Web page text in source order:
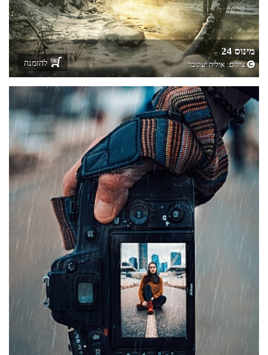
מינוס 24
צילום: איליה יעקובר להזמנה